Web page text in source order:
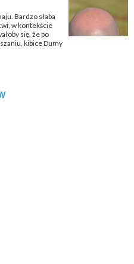
Bardzo słaba
w kontekście
się, że po
kibice Dumy